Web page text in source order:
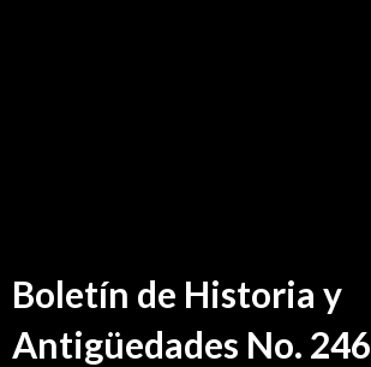
Boletín de Historia y
Antigüedades No. 246